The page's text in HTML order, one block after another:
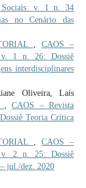
Sociais: v. 1 n. 34
no Cenário das
CAOS –
v. 1 n. 26: Dossiê
interdisciplinares
Oliveira, Laís
,CAOS – Revista
Teoria Crítica
CAOS –
v. 2 n. 25: Dossiê
jul./dez. 2020